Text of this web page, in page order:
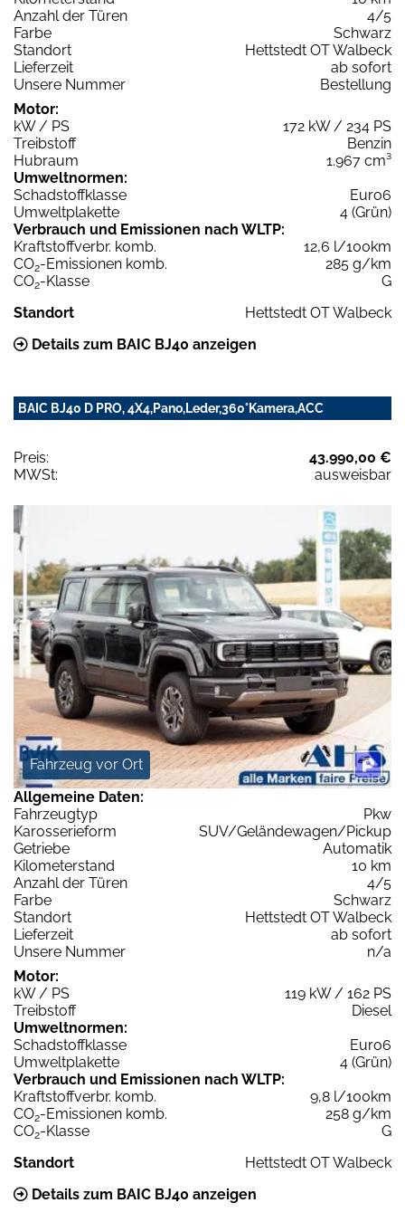
Anzahl der Türen
4/5
Farbe
Schwarz
Standort
Hettstedt OT Walbeck
Lieferzeit
ab sofort
Unsere Nummer
Bestellung
Motor:
kW / PS
172 kW / 234 PS
Treibstoff
Benzin
Hubraum
1.967 cm³
Umweltnormen:
Schadstoffklasse
Euro6
Umweltplakette
4 (Grün)
Verbrauch und Emissionen nach WLTP:
Kraftstoffverbr. komb.
12,6 l/100km
CO2-Emissionen komb.
285 g/km
CO2-Klasse
G
Standort
Hettstedt OT Walbeck
Details zum BAIC BJ40 anzeigen
BAIC BJ40 D PRO, 4X4,Pano,Leder,360°Kamera,ACC
Preis:
43.990,00 €
MWSt:
ausweisbar
Fahrzeug vor Ort
Allgemeine Daten:
Fahrzeugtyp
Pkw
Karosserieform
SUV/Geländewagen/Pickup
Getriebe
Automatik
Kilometerstand
10 km
Anzahl der Türen
4/5
Farbe
Schwarz
Standort
Hettstedt OT Walbeck
Lieferzeit
ab sofort
Unsere Nummer
n/a
Motor:
kW / PS
119 kW / 162 PS
Treibstoff
Diesel
Umweltnormen:
Schadstoffklasse
Euro6
Umweltplakette
4 (Grün)
Verbrauch und Emissionen nach WLTP:
Kraftstoffverbr. komb.
9,8 l/100km
CO2-Emissionen komb.
258 g/km
CO2-Klasse
G
Standort
Hettstedt OT Walbeck
Details zum BAIC BJ40 anzeigen